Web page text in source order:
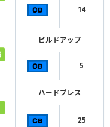
14
ビルドアップ
5
ハードプレス
25